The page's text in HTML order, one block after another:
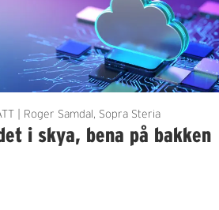
| Roger Samdal, Sopra Steria
i skya, bena på bakken